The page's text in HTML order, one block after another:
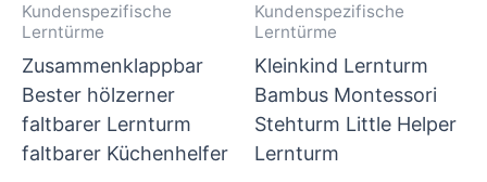
Kundenspezifische
Lerntürme
Zusammenklappbar
Bester hölzerner
faltbarer Lernturm
faltbarer Küchenhelfer
Kundenspezifische
Lerntürme
Kleinkind Lernturm
Bambus Montessori
Stehturm Little Helper
Lernturm